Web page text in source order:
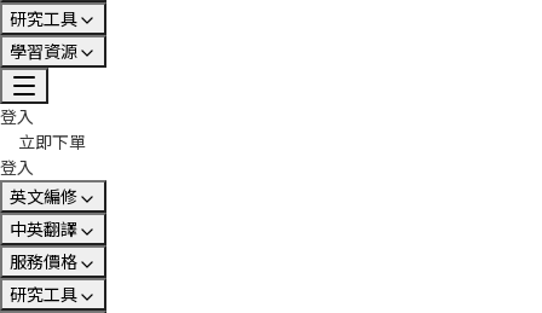
研究工具
學習資源
登入
立即下單
登入
英文編修
中英翻譯
服務價格
研究工具